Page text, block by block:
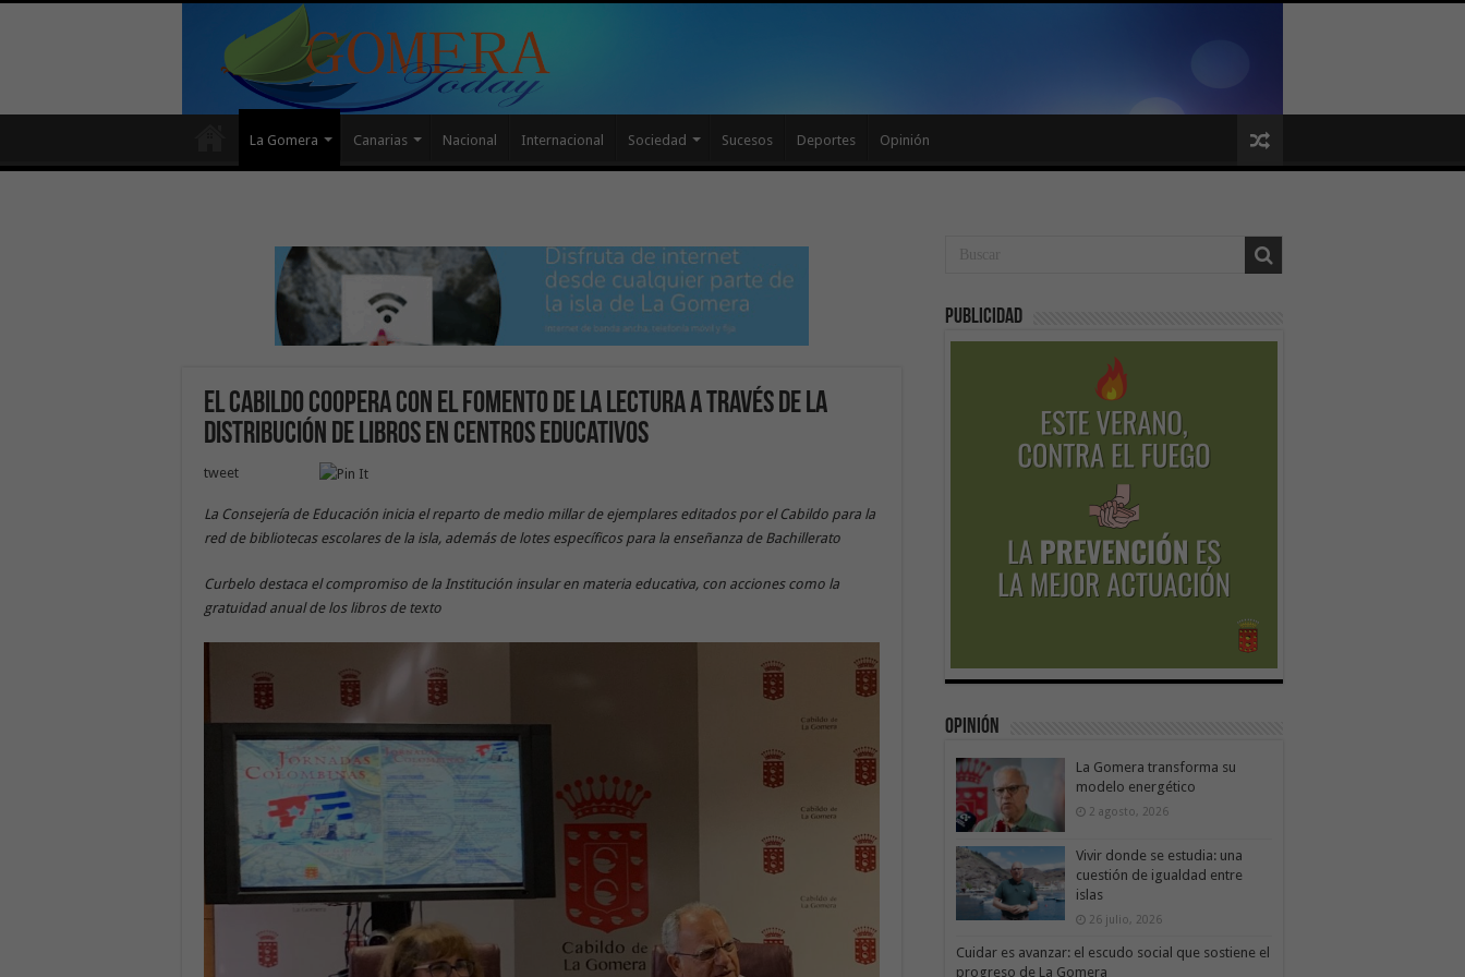
La Gomera Canarias Nacional Internacional Sociedad Sucesos Deportes Opinión
El Cabildo coopera con el fomento de la lectura a través de la
distribución de libros en centros educativos
tweet
La Consejería de Educación inicia el reparto de medio millar de ejemplares editados por el Cabildo para la
red de bibliotecas escolares de la isla, además de lotes específicos para la enseñanza de Bachillerato
Curbelo destaca el compromiso de la Institución insular en materia educativa, con acciones como la
gratuidad anual de los libros de texto
Publicidad
Opinión
La Gomera transforma su
modelo energético
2 agosto, 2026
Vivir donde se estudia: una
cuestión de igualdad entre
islas
26 julio, 2026
Cuidar es avanzar: el escudo social que sostiene el
progreso de La Gomera